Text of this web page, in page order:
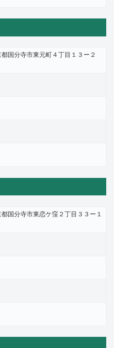
国分寺市東元町４丁目１３ー２
国分寺市東恋ケ窪２丁目３３ー１